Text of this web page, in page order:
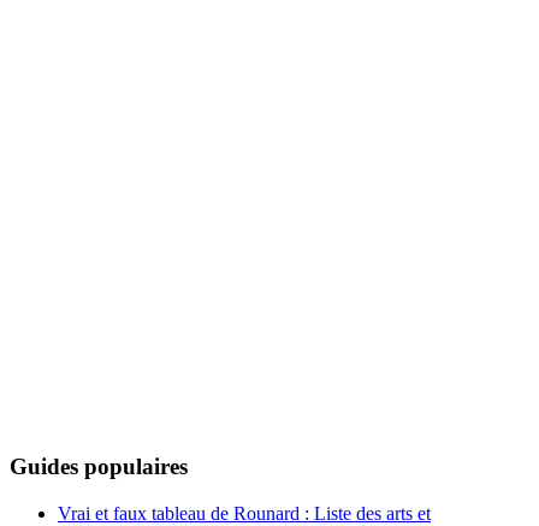
Guides populaires
Vrai et faux tableau de Rounard : Liste des arts et